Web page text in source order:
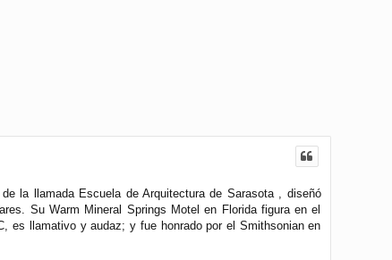
la llamada Escuela de Arquitectura de Sarasota , diseñó
Su Warm Mineral Springs Motel en Florida figura en el
es llamativo y audaz; y fue honrado por el Smithsonian en